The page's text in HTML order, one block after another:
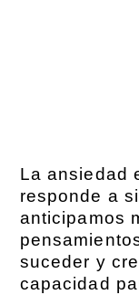
La ansiedad
responde a
anticipamos
suceder y
capacidad